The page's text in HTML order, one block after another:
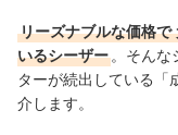
リーズナブルな価格で
いるシーザー 。そんな
ターが続出している「
介します。